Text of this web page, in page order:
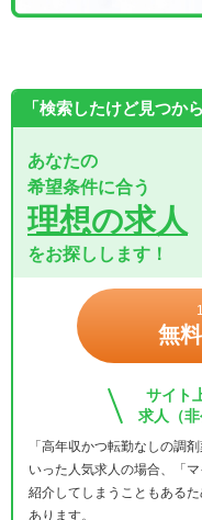
「検索したけど見つか
あなたの
希望条件に合う
理想の求人
をお探しします！
無
サイト
求人（
「高年収かつ転勤なしの調
いった人気求人の場合、「
紹介してしまうこともある
あります。